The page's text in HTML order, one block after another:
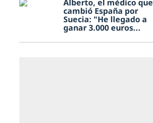
Alberto, el médico que
cambió España por
Suecia: "He llegado a
ganar 3.000 euros...